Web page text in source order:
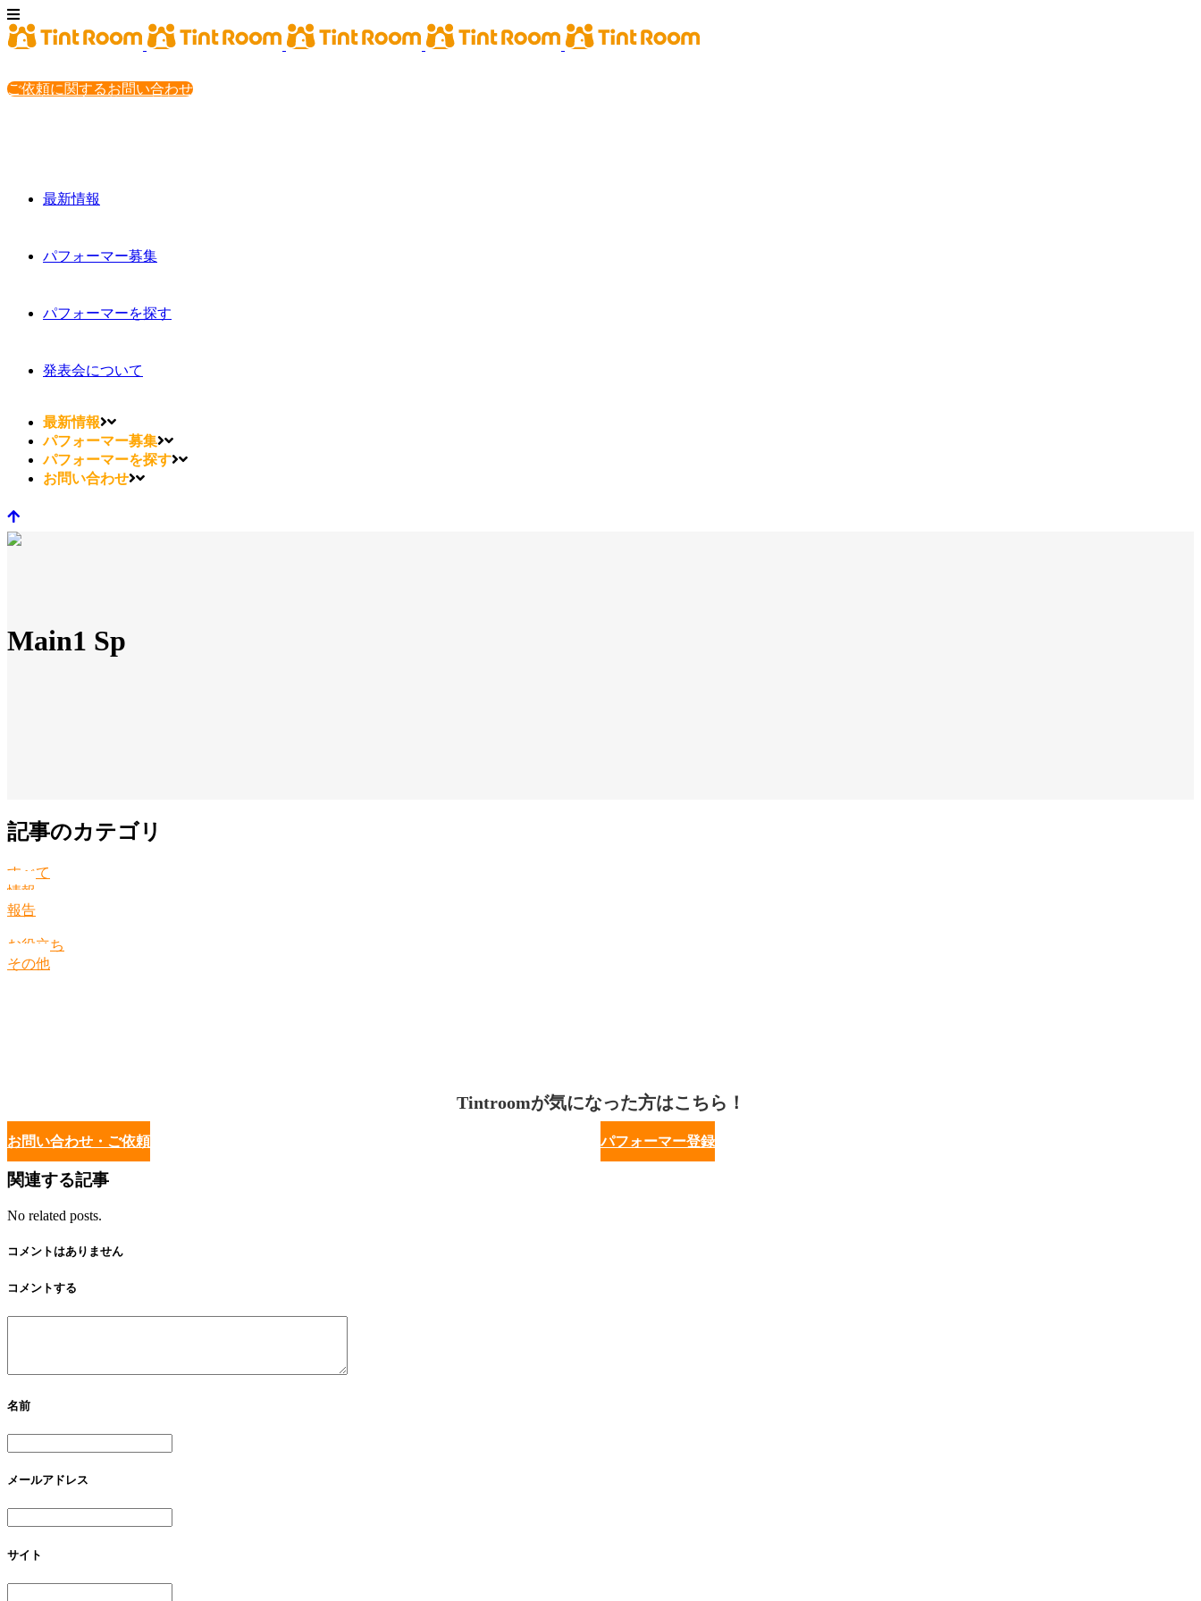
ご依頼に関するお問い合わせ
最新情報
パフォーマー募集
パフォーマーを探す
発表会について
最新情報
パフォーマー募集
パフォーマーを探す
お問い合わせ
Main1 Sp
記事のカテゴリ
すべて
情報
報告
お役立ち
その他
Tintroomが気になった方はこちら！
お問い合わせ・ご依頼 パフォーマー登録
関連する記事
No related posts.
コメントはありません
コメントする
名前
メールアドレス
サイト